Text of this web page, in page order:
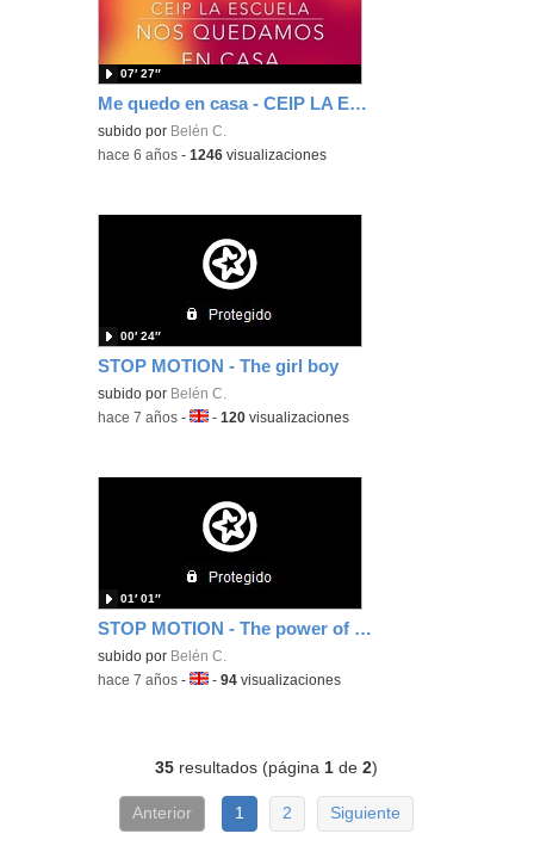
Me quedo en casa - CEIP LA ESCUELA
subido por Belén C.
07′ 27″
-hace 6 años -1246 visualizaciones
STOP MOTION - The girl boy
subido por Belén C.
00′ 24″
-hace 7 años -Idioma:
-120 visualizaciones
STOP MOTION - The power of the TV
subido por Belén C.
01′ 01″
-hace 7 años -Idioma:
-94 visualizaciones
35 resultados (página 1 de2)
Anterior 1 2 Siguiente